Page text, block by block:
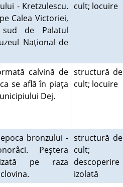
- Kretzulescu.
Calea Victoriei,
de Palatul
Naţional de
cult; locuire
calvină de
se află în piaţa
Dej.
structură de
cult; locuire
bronzului -
Peştera
pe raza
structură de
cult;
descoperire
izolată